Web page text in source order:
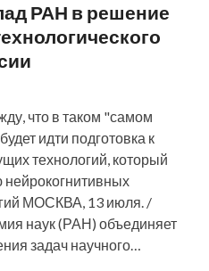
РАН в решение
что в таком "самом
идти подготовка к
технологий, который
нейрокогнитивных
МОСКВА, 13 июля. /
наук (РАН) объединяет
задач научного…